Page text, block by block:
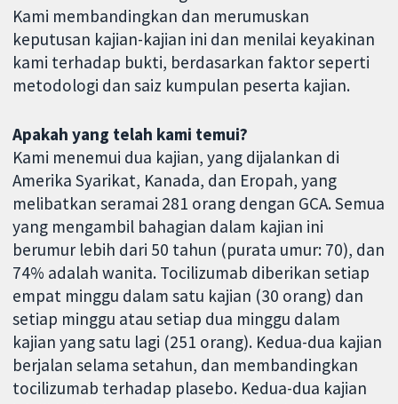
Kami membandingkan dan merumuskan
keputusan kajian-kajian ini dan menilai keyakinan
kami terhadap bukti, berdasarkan faktor seperti
metodologi dan saiz kumpulan peserta kajian.
Apakah yang telah kami temui?
Kami menemui dua kajian, yang dijalankan di
Amerika Syarikat, Kanada, dan Eropah, yang
melibatkan seramai 281 orang dengan GCA. Semua
yang mengambil bahagian dalam kajian ini
berumur lebih dari 50 tahun (purata umur: 70), dan
74% adalah wanita. Tocilizumab diberikan setiap
empat minggu dalam satu kajian (30 orang) dan
setiap minggu atau setiap dua minggu dalam
kajian yang satu lagi (251 orang). Kedua-dua kajian
berjalan selama setahun, dan membandingkan
tocilizumab terhadap plasebo. Kedua-dua kajian